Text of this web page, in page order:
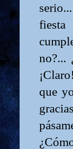
no?...
que